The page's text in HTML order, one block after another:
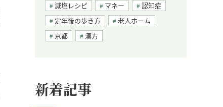
減塩レシピ
マネー
認知症
定年後の歩き方
老人ホーム
京都
漢方
新着記事